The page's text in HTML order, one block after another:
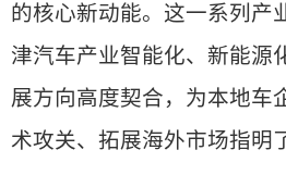
的核心新动能。这一系列产
津汽车产业智能化、新能源
展方向高度契合，为本地车
术攻关、拓展海外市场指明